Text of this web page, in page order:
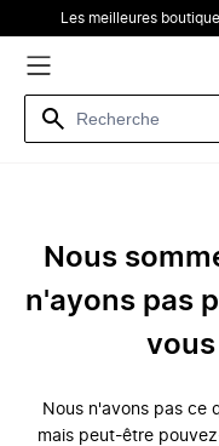
Les meilleures
Nous
n'ayons pas
Nous n'avons pas ce
mais peut-être